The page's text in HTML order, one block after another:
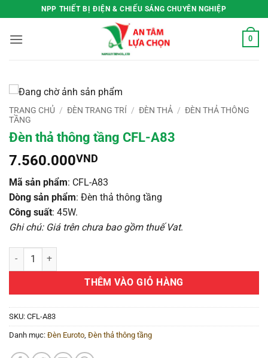
qua
nội
NPP THIẾT BỊ ĐIỆN & CHIẾU SÁNG CHUYÊN NGHIỆP
0
TRANG CHỦ / ĐÈN TRANG TRÍ / ĐÈN THẢ / ĐÈN THẢ THÔNG
TẦNG
Đèn thả thông tầng CFL-A83
7.560.000VND
Mã sản phẩm: CFL-A83
Dòng sản phẩm: Đèn thả thông tầng
Công suất: 45W.
Ghi chú: Giá trên chưa bao gồm thuế Vat.
Đèn thả thông tầng CFL-A83 số lượng
THÊM VÀO GIỎ HÀNG
SKU: CFL-A83
Danh mục: Đèn Euroto Đèn thả thông tầng